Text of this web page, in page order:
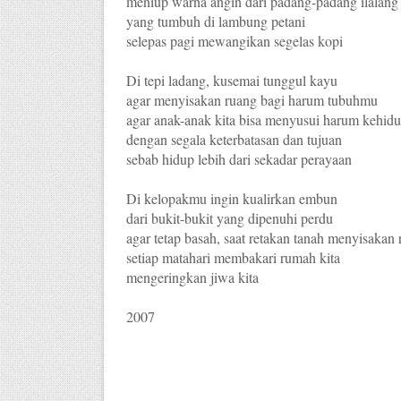
yang tumbuh di lambung petani
selepas pagi mewangikan segelas kopi
Di tepi ladang, kusemai tunggul kayu
agar menyisakan ruang bagi harum tubuhmu
agar anak-anak kita bisa menyusui harum
dengan segala keterbatasan dan tujuan
sebab hidup lebih dari sekadar perayaan
Di kelopakmu ingin kualirkan embun
dari bukit-bukit yang dipenuhi perdu
agar tetap basah, saat retakan tanah menyisakan
setiap matahari membakari rumah kita
mengeringkan jiwa kita
2007